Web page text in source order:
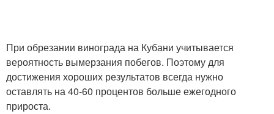
При обрезании винограда на Кубани учитывается
вероятность вымерзания побегов. Поэтому для
достижения хороших результатов всегда нужно
оставлять на 40-60 процентов больше ежегодного
прироста.